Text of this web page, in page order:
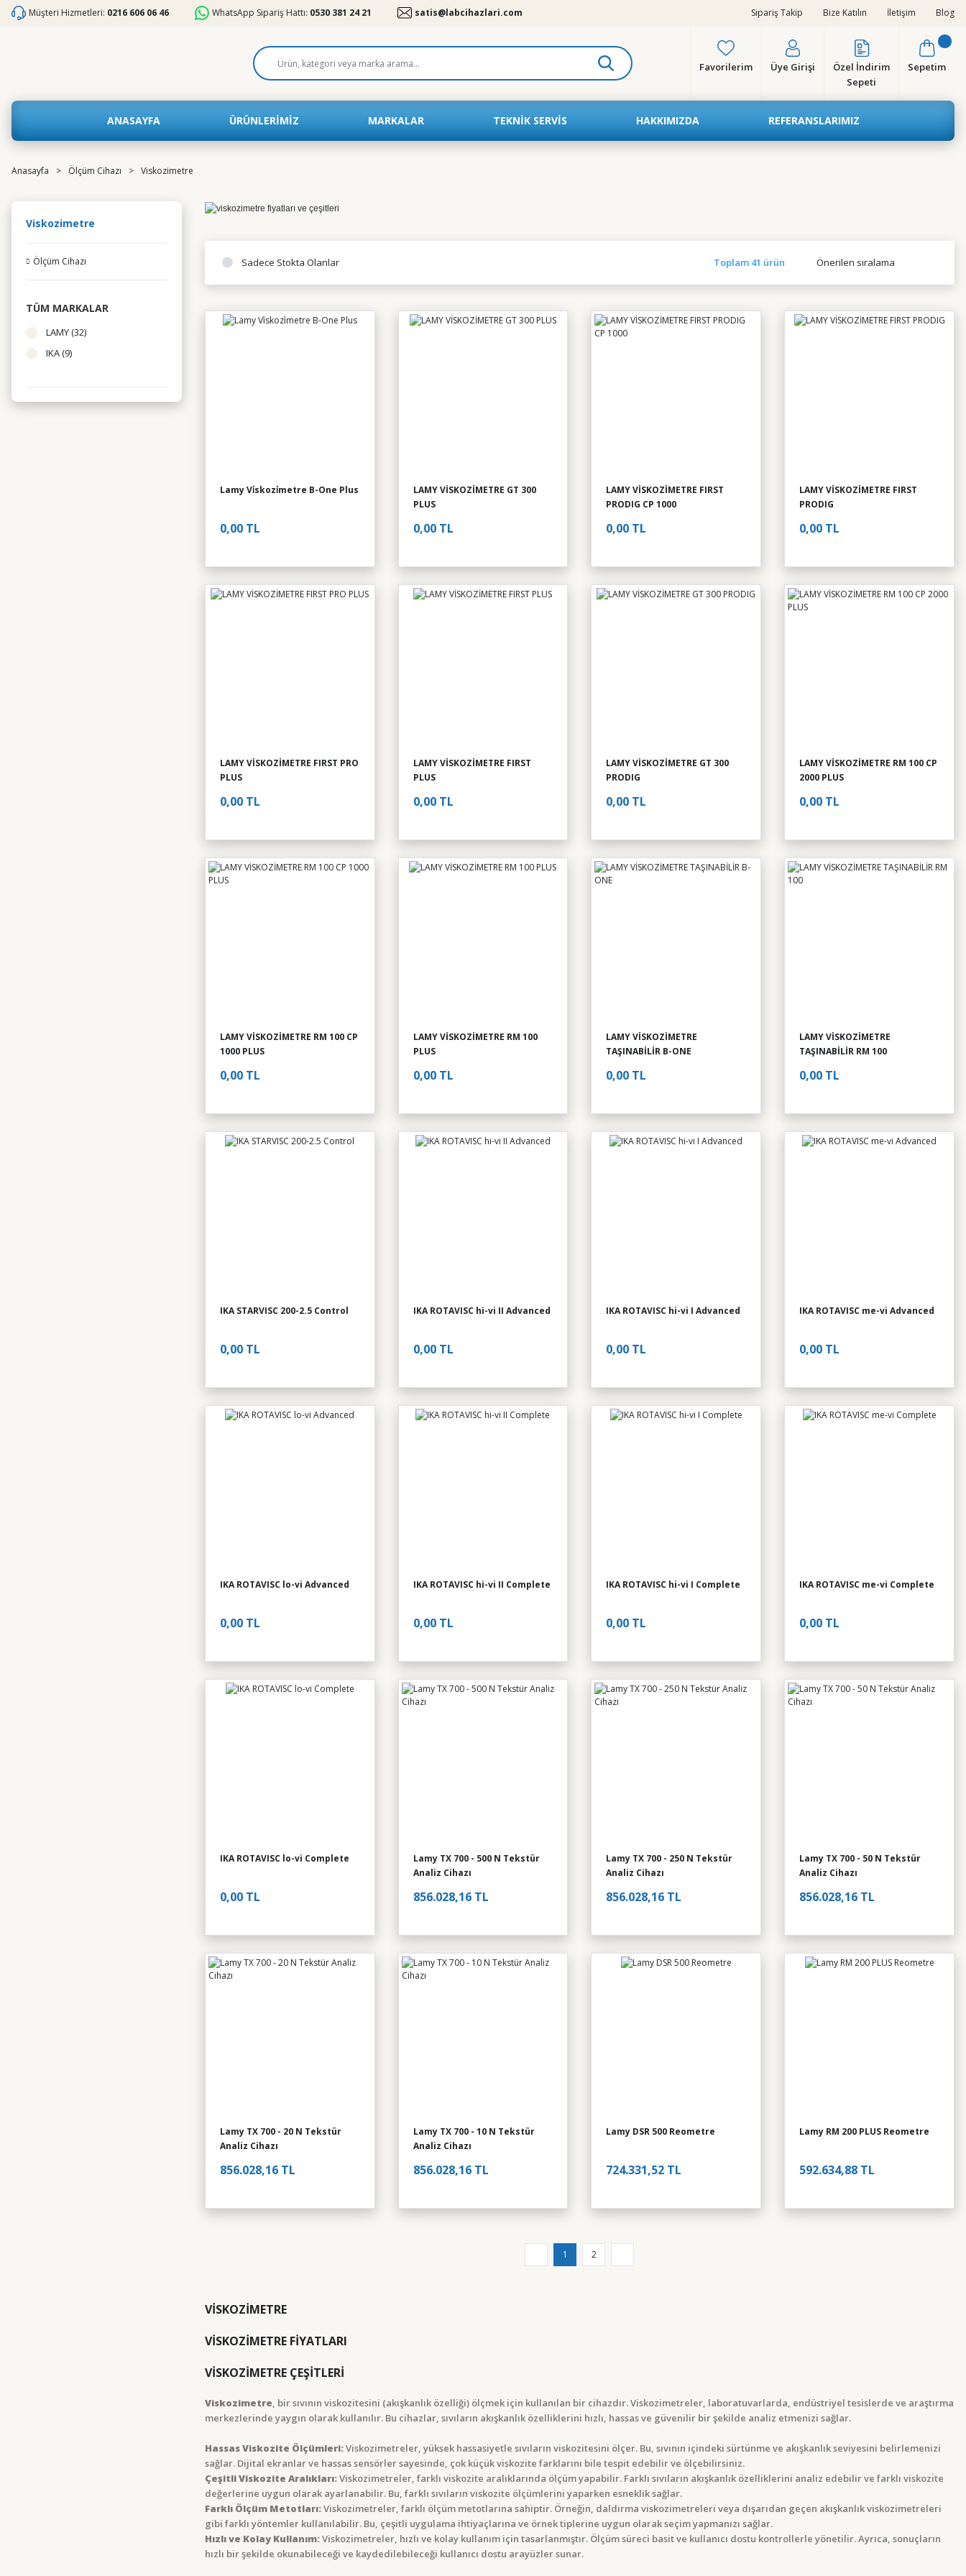
Müşteri Hizmetleri: 0216 606 06 46 WhatsApp Sipariş Hattı: 0530 381 24 21 satis@labcihazlari.com Sipariş Takip Bize Katılın İletişim Blog
Favorilerim Üye Girişi
Özel İndirim
Sepeti
Sepetim
ANASAYFA ÜRÜNLERİMİZ MARKALAR TEKNIK SERVIS HAKKIMIZDA REFERANSLARIMIZ
Anasayfa Ölçüm Cihazı Viskozimetre
Viskozimetre
Ölçüm Cihazı
TÜM MARKALAR
LAMY (32)
IKA (9)
Sadece Stokta Olanlar Toplam 41 ürün
Lamy Vi̇skozi̇metre B-One Plus
0,00 TL
LAMY VİSKOZİMETRE GT 300
PLUS
0,00 TL
LAMY VİSKOZİMETRE FIRST
PRODIG CP 1000
0,00 TL
LAMY VİSKOZİMETRE FIRST
PRODIG
0,00 TL
LAMY VİSKOZİMETRE FIRST PRO
PLUS
0,00 TL
LAMY VİSKOZİMETRE FIRST
PLUS
0,00 TL
LAMY VİSKOZİMETRE GT 300
PRODIG
0,00 TL
LAMY VİSKOZİMETRE RM 100 CP
2000 PLUS
0,00 TL
LAMY VİSKOZİMETRE RM 100 CP
1000 PLUS
0,00 TL
LAMY VİSKOZİMETRE RM 100
PLUS
0,00 TL
LAMY VİSKOZİMETRE
TAŞINABİLİR B-ONE
0,00 TL
LAMY VİSKOZİMETRE
TAŞINABİLİR RM 100
0,00 TL
IKA STARVISC 200-2.5 Control
0,00 TL
IKA ROTAVISC hi-vi II Advanced
0,00 TL
IKA ROTAVISC hi-vi I Advanced
0,00 TL
IKA ROTAVISC me-vi Advanced
0,00 TL
IKA ROTAVISC lo-vi Advanced
0,00 TL
IKA ROTAVISC hi-vi II Complete
0,00 TL
IKA ROTAVISC hi-vi I Complete
0,00 TL
IKA ROTAVISC me-vi Complete
0,00 TL
IKA ROTAVISC lo-vi Complete
0,00 TL
Lamy TX 700 - 500 N Tekstür
Analiz Cihazı
856.028,16 TL
Lamy TX 700 - 250 N Tekstür
Analiz Cihazı
856.028,16 TL
Lamy TX 700 - 50 N Tekstür
Analiz Cihazı
856.028,16 TL
Lamy TX 700 - 20 N Tekstür
Analiz Cihazı
856.028,16 TL
Lamy TX 700 - 10 N Tekstür
Analiz Cihazı
856.028,16 TL
Lamy DSR 500 Reometre
724.331,52 TL
Lamy RM 200 PLUS Reometre
592.634,88 TL
1 2
VİSKOZİMETRE
VİSKOZİMETRE FİYATLARI
VİSKOZİMETRE ÇEŞİTLERİ
Viskozimetre, bir sıvının viskozitesini (akışkanlık özelliği) ölçmek için kullanılan bir cihazdır. Viskozimetreler, laboratuvarlarda, endüstriyel tesislerde ve araştırma
merkezlerinde yaygın olarak kullanılır. Bu cihazlar, sıvıların akışkanlık özelliklerini hızlı, hassas ve güvenilir bir şekilde analiz etmenizi sağlar.
Hassas Viskozite Ölçümleri:Viskozimetreler, yüksek hassasiyetle sıvıların viskozitesini ölçer. Bu, sıvının içindeki sürtünme ve akışkanlık seviyesini belirlemenizi
sağlar. Dijital ekranlar ve hassas sensörler sayesinde, çok küçük viskozite farklarını bile tespit edebilir ve ölçebilirsiniz.
Çeşitli Viskozite Aralıkları:Viskozimetreler, farklı viskozite aralıklarında ölçüm yapabilir. Farklı sıvıların akışkanlık özelliklerini analiz edebilir ve farklı viskozite
değerlerine uygun olarak ayarlanabilir. Bu, farklı sıvıların viskozite ölçümlerini yaparken esneklik sağlar.
Farklı Ölçüm Metotları:Viskozimetreler, farklı ölçüm metotlarına sahiptir. Örneğin, daldırma viskozimetreleri veya dışarıdan geçen akışkanlık viskozimetreleri
gibi farklı yöntemler kullanılabilir. Bu, çeşitli uygulama ihtiyaçlarına ve örnek tiplerine uygun olarak seçim yapmanızı sağlar.
Hızlı ve Kolay Kullanım:Viskozimetreler, hızlı ve kolay kullanım için tasarlanmıştır. Ölçüm süreci basit ve kullanıcı dostu kontrollerle yönetilir. Ayrıca, sonuçların
hızlı bir şekilde okunabileceği ve kaydedilebileceği kullanıcı dostu arayüzler sunar.